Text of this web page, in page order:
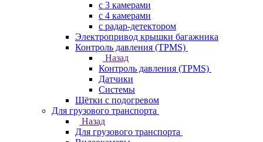
с 3 камерами
с 4 камерами
с радар-детектором
Электропривод крышки багажника
Контроль давления (TPMS)
Назад
Контроль давления (TPMS)
Датчики
Системы
Щётки с подогревом
Для грузового транспорта
Назад
Для грузового транспорта